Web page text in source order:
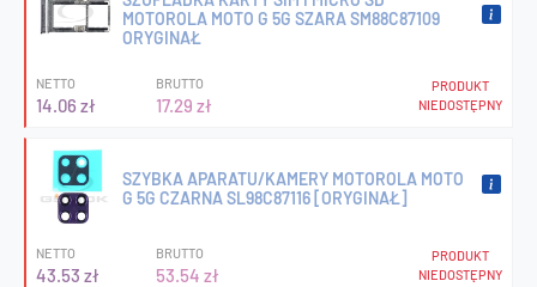
MOTOROLA MOTO G 5G SZARA SM88C87109
ORYGINAŁ
NETTO
14.06 zł
BRUTTO
17.29 zł
PRODUKT
NIEDOSTĘPNY
SZYBKA APARATU/KAMERY MOTOROLA MOTO
G 5G CZARNA SL98C87116 [ORYGINAŁ]
NETTO
43.53 zł
BRUTTO
53.54 zł
PRODUKT
NIEDOSTĘPNY